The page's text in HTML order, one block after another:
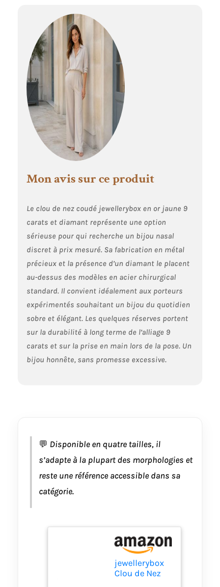
Mon avis sur ce produit
Le clou de nez coudé jewellerybox en or jaune 9
carats et diamant représente une option
sérieuse pour qui recherche un bijou nasal
discret à prix mesuré. Sa fabrication en métal
précieux et la présence d’un diamant le placent
au-dessus des modèles en acier chirurgical
standard. Il convient idéalement aux porteurs
expérimentés souhaitant un bijou du quotidien
sobre et élégant. Les quelques réserves portent
sur la durabilité à long terme de l’alliage 9
carats et sur la prise en main lors de la pose. Un
bijou honnête, sans promesse excessive.
💬 Disponible en quatre tailles, il
s’adapte à la plupart des morphologies et
reste une référence accessible dans sa
catégorie.
jewellerybox
Clou de Nez